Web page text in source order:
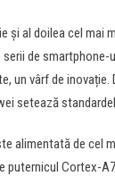
și al doilea cel mai
de smartphone-
un vârf de
setează
alimentată de cel
puternicul Cortex-